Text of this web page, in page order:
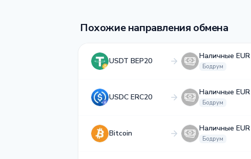
Похожие направления обмена
USDT BEP20
Наличные EUR
Бодрум
USDC ERC20
Наличные EUR
Бодрум
Bitcoin
Наличные EUR
Бодрум